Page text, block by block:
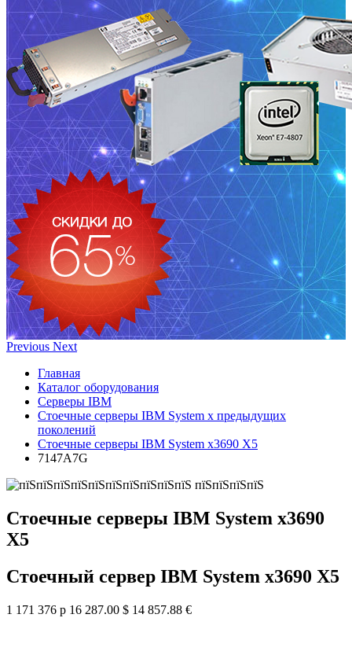
Previous Next
Главная
Каталог оборудования
Серверы IBM
Стоечные серверы IBM System x предыдущих
поколений
Стоечные серверы IBM System x3690 X5
7147A7G
Стоечные серверы IBM System x3690
X5
Стоечный сервер IBM System x3690 X5
1 171 376 р 16 287.00 $ 14 857.88 €